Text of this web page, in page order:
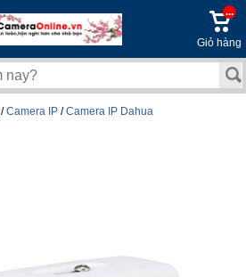
...
Giỏ hàng
Camera IP /Camera IP Dahua